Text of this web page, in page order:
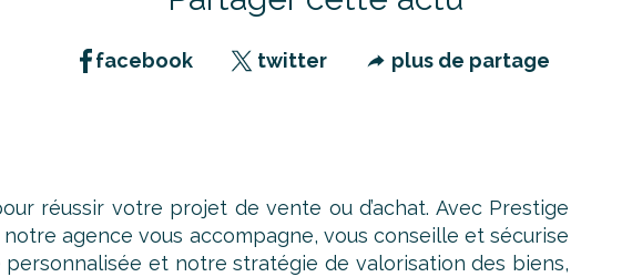
facebook twitter plus de partage
réussir votre projet de vente ou d’achat. Avec Prestige
agence vous accompagne, vous conseille et sécurise
et notre stratégie de valorisation des biens,